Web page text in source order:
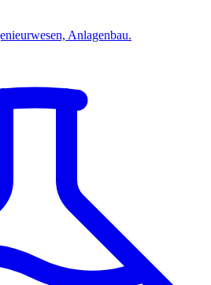
Anlagenbau.